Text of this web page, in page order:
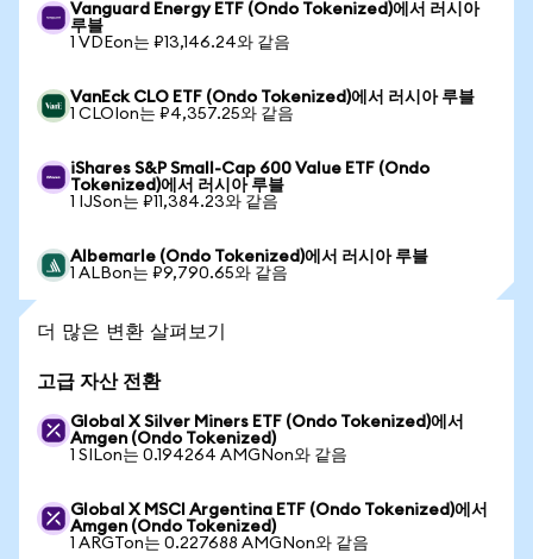
Vanguard Energy ETF (Ondo Tokenized)에서 러시아
루블
1 VDEon는 ₽13,146.24와 같음
VanEck CLO ETF (Ondo Tokenized)에서 러시아 루블
1 CLOIon는 ₽4,357.25와 같음
iShares S&P Small-Cap 600 Value ETF (Ondo
Tokenized)에서 러시아 루블
1 IJSon는 ₽11,384.23와 같음
Albemarle (Ondo Tokenized)에서 러시아 루블
1 ALBon는 ₽9,790.65와 같음
더 많은 변환 살펴보기
고급 자산 전환
Global X Silver Miners ETF (Ondo Tokenized)에서
Amgen (Ondo Tokenized)
1 SILon는 0.194264 AMGNon와 같음
Global X MSCI Argentina ETF (Ondo Tokenized)에서
Amgen (Ondo Tokenized)
1 ARGTon는 0.227688 AMGNon와 같음